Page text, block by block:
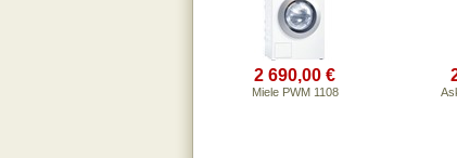
2 690,00 €
Miele PWM 1108